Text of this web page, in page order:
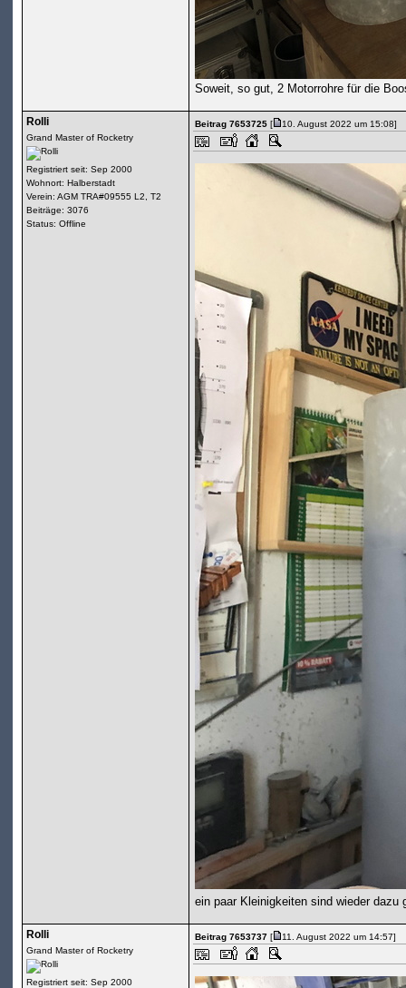
Soweit, so gut, 2 Motorrohre für die
Rolli
Grand Master of Rocketry
Registriert seit: Sep 2000
Wohnort: Halberstadt
Verein: AGM TRA#09555 L2, T2
Beiträge: 3076
Status: Offline
Beitrag 7653725[ 10. August 2022 um 15:08]
ein paar Kleinigkeiten sind wieder dazu
Rolli
Grand Master of Rocketry
Registriert seit: Sep 2000
Beitrag 7653737[ 11. August 2022 um 14:57]